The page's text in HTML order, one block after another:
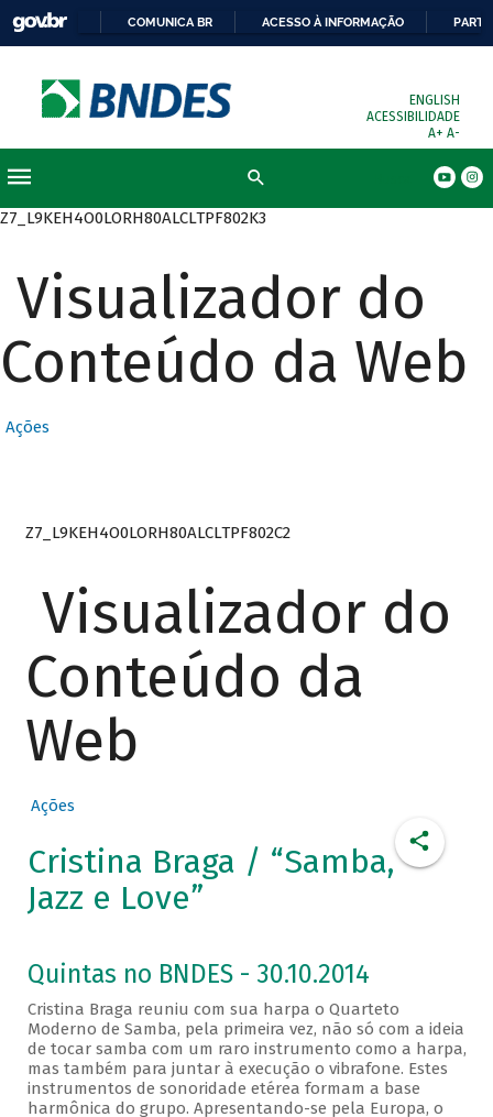
COMUNICA BR ACESSO À INFORMAÇÃO
ENGLISH
ACESSIBILIDADE
A+ A-
Z7_L9KEH4O0LORH80ALCLTPF802K3
Visualizador do
Conteúdo da Web
Ações
Z7_L9KEH4O0LORH80ALCLTPF802C2
Visualizador do
Conteúdo da
Web
Ações
Cristina Braga / “Samba,
Jazz e Love”
Quintas no BNDES - 30.10.2014
Cristina Braga reuniu com sua harpa o Quarteto
Moderno de Samba, pela primeira vez, não só com a ideia
de tocar samba com um raro instrumento como a harpa,
mas também para juntar à execução o vibrafone. Estes
instrumentos de sonoridade etérea formam a base
harmônica do grupo. Apresentando-se pela Europa, o